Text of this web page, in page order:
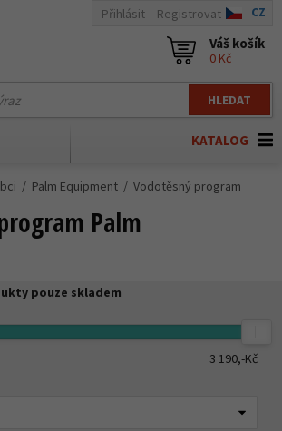
HLEDAT
Přihlásit Registrovat CZ
Váš košík
0 Kč
KATALOG
Palm Equipment Vodotěsný program
Palm
pouze skladem
3 190,-Kč